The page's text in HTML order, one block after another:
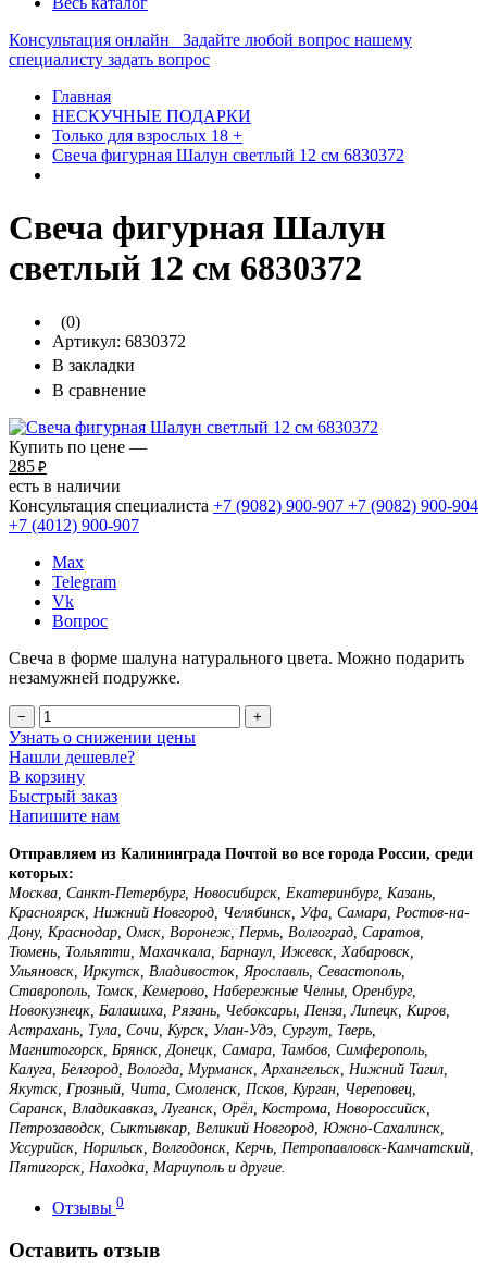
Консультация онлайн
Задайте любой вопрос нашему
специалисту задать вопрос
Главная
НЕСКУЧНЫЕ ПОДАРКИ
Только для взрослых 18 +
Свеча фигурная Шалун светлый 12 см 6830372
Свеча фигурная Шалун
светлый 12 см 6830372
(0)
Артикул: 6830372
В закладки
В сравнение
Купить по цене —
285 ₽
есть в наличии
Консультация специалиста +7 (9082) 900-907 +7 (9082) 900-904
+7 (4012) 900-907
Max
Telegram
Vk
Вопрос
Свеча в форме шалуна натурального цвета. Можно подарить
незамужней подружке.
− +
Узнать о снижении цены
Нашли дешевле?
В корзину
Быстрый заказ
Напишите нам
Отправляем из Калининграда Почтой во все города России, среди
которых:
Москва, Санкт-Петербург, Новосибирск, Екатеринбург, Казань,
Красноярск, Нижний Новгород, Челябинск, Уфа, Самара, Ростов-на-
Дону, Краснодар, Омск, Воронеж, Пермь, Волгоград, Саратов,
Тюмень, Тольятти, Махачкала, Барнаул, Ижевск, Хабаровск,
Ульяновск, Иркутск, Владивосток, Ярославль, Севастополь,
Ставрополь, Томск, Кемерово, Набережные Челны, Оренбург,
Новокузнецк, Балашиха, Рязань, Чебоксары, Пенза, Липецк, Киров,
Астрахань, Тула, Сочи, Курск, Улан-Удэ, Сургут, Тверь,
Магнитогорск, Брянск, Донецк, Самара, Тамбов, Симферополь,
Калуга, Белгород, Вологда, Мурманск, Архангельск, Нижний Тагил,
Якутск, Грозный, Чита, Смоленск, Псков, Курган, Череповец,
Саранск, Владикавказ, Луганск, Орёл, Кострома, Новороссийск,
Петрозаводск, Сыктывкар, Великий Новгород, Южно-Сахалинск,
Уссурийск, Норильск, Волгодонск, Керчь, Петропавловск-Камчатский,
Пятигорск, Находка, Мариуполь и другие.
Отзывы 0
Оставить отзыв